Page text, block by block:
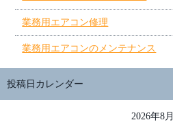
業務用エアコン修理
業務用エアコンのメンテナンス
投稿日カレンダー
2026年8月